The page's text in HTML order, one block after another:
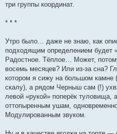
три группы координат.
* * *
Утро было… даже не знаю, как
подходящим определением будет
Радостное. Тёплое… Может,
восемь месяцев? Или из-за сна?
котором я сижу на большом камне
скалу), а рядом Черныш сам (!)
левой «рукой» поперёк туловища,
оттопыренным ушам,
Модулированным звуком.